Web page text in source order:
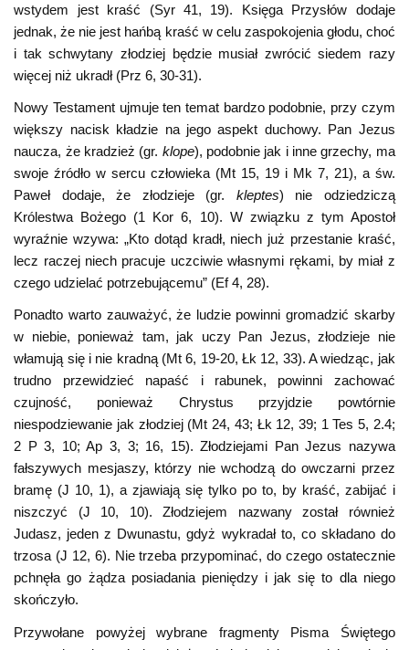
wstydem jest kraść (Syr 41, 19). Księga Przysłów dodaje
jednak, że nie jest hańbą kraść w celu zaspokojenia głodu, choć
i tak schwytany złodziej będzie musiał zwrócić siedem razy
więcej niż ukradł (Prz 6, 30-31).
Nowy Testament ujmuje ten temat bardzo podobnie, przy czym
większy nacisk kładzie na jego aspekt duchowy. Pan Jezus
naucza, że kradzież (gr. klope), podobnie jak i inne grzechy, ma
swoje źródło w sercu człowieka (Mt 15, 19 i Mk 7, 21), a św.
Paweł dodaje, że złodzieje (gr. kleptes) nie odziedziczą
Królestwa Bożego (1 Kor 6, 10). W związku z tym Apostoł
wyraźnie wzywa: „Kto dotąd kradł, niech już przestanie kraść,
lecz raczej niech pracuje uczciwie własnymi rękami, by miał z
czego udzielać potrzebującemu” (Ef 4, 28).
Ponadto warto zauważyć, że ludzie powinni gromadzić skarby
w niebie, ponieważ tam, jak uczy Pan Jezus, złodzieje nie
włamują się i nie kradną (Mt 6, 19-20, Łk 12, 33). A wiedząc, jak
trudno przewidzieć napaść i rabunek, powinni zachować
czujność, ponieważ Chrystus przyjdzie powtórnie
niespodziewanie jak złodziej (Mt 24, 43; Łk 12, 39; 1 Tes 5, 2.4;
2 P 3, 10; Ap 3, 3; 16, 15). Złodziejami Pan Jezus nazywa
fałszywych mesjaszy, którzy nie wchodzą do owczarni przez
bramę (J 10, 1), a zjawiają się tylko po to, by kraść, zabijać i
niszczyć (J 10, 10). Złodziejem nazwany został również
Judasz, jeden z Dwunastu, gdyż wykradał to, co składano do
trzosa (J 12, 6). Nie trzeba przypominać, do czego ostatecznie
pchnęła go żądza posiadania pieniędzy i jak się to dla niego
skończyło.
Przywołane powyżej wybrane fragmenty Pisma Świętego